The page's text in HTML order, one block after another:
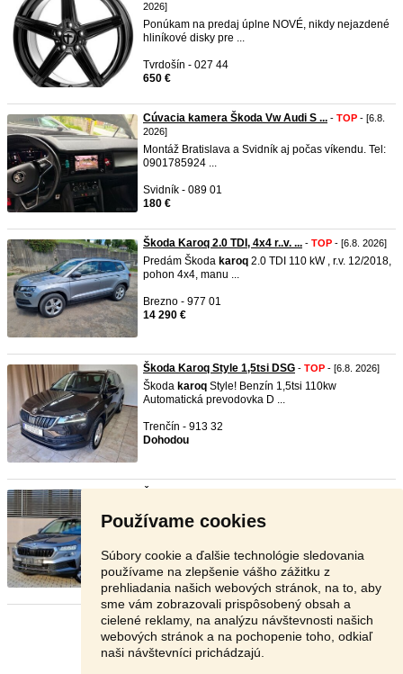
Používame cookies
Súbory cookie a ďalšie technológie sledovania
používame na zlepšenie vášho zážitku z
prehliadania našich webových stránok, na to, aby
sme vám zobrazovali prispôsobený obsah a
cielené reklamy, na analýzu návštevnosti našich
webových stránok a na pochopenie toho, odkiaľ
naši návštevníci prichádzajú.
2026]
Ponúkam na predaj úplne NOVÉ, nikdy nejazdené
hliníkové disky pre ...
Tvrdošín - 027 44
650 €
Cúvacia kamera Škoda Vw Audi S ... - TOP - [6.8.
2026]
Montáž Bratislava a Svidník aj počas víkendu. Tel:
0901785924 ...
Svidník - 089 01
180 €
Škoda Karoq 2.0 TDI, 4x4 r..v. ... - TOP - [6.8. 2026]
Predám Škoda karoq 2.0 TDI 110 kW , r.v. 12/2018,
pohon 4x4, manu ...
Brezno - 977 01
14 290 €
Škoda Karoq Style 1,5tsi DSG - TOP - [6.8. 2026]
Škoda karoq Style! Benzín 1,5tsi 110kw
Automatická prevodovka D ...
Trenčín - 913 32
Dohodou
Predám ŠkodakaroqFacelift 1.5 TSI v továrenskej
Trenčín - 913 24
24 499 €
Stránka: 1 2 3 Ďalšia